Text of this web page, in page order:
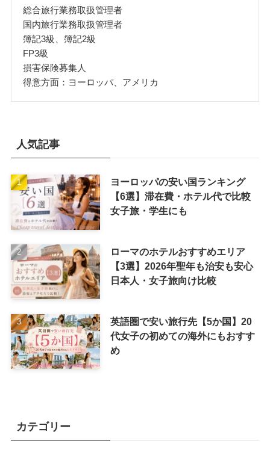
総合旅行業務取扱管理者
国内旅行業務取扱管理者
簿記3級、簿記2級
FP3級
損害保険募集人
得意方面：ヨーロッパ、アメリカ
人気記事
ヨーロッパの安い国ランキング
【6選】滞在費・ホテル代で比較
女子旅・学生にも
ローマのホテルおすすめエリア
【3選】2026年聖年も治安も安心
日本人・女子旅向け比較
英語圏で安い旅行先【5か国】20
代女子の初めての海外にもおすす
め
カテゴリー